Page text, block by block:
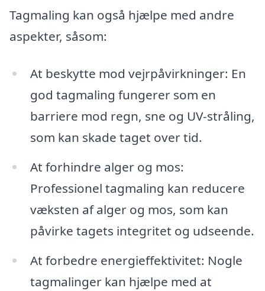
Tagmaling kan også hjælpe med andre
aspekter, såsom:
At beskytte mod vejrpåvirkninger: En
god tagmaling fungerer som en
barriere mod regn, sne og UV-stråling,
som kan skade taget over tid.
At forhindre alger og mos:
Professionel tagmaling kan reducere
væksten af alger og mos, som kan
påvirke tagets integritet og udseende.
At forbedre energieffektivitet: Nogle
tagmalinger kan hjælpe med at